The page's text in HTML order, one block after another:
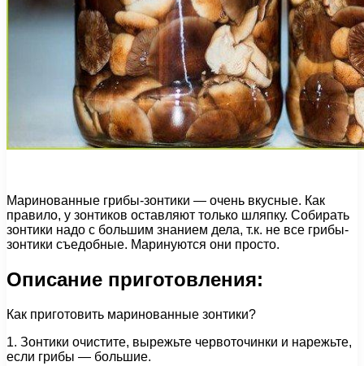
Маринованные грибы-зонтики — очень вкусные. Как
правило, у зонтиков оставляют только шляпку. Собирать
зонтики надо с большим знанием дела, т.к. не все грибы-
зонтики съедобные. Маринуются они просто.
Описание приготовления:
Как приготовить маринованные зонтики?
1. Зонтики очистите, вырежьте червоточинки и нарежьте,
если грибы — большие.